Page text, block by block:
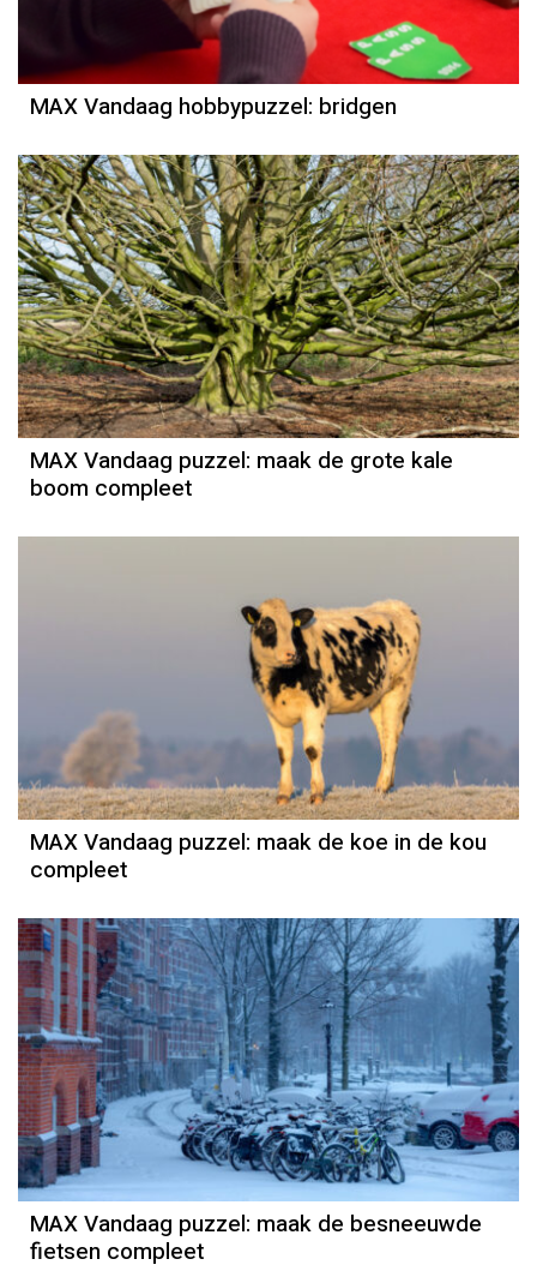
MAX Vandaag hobbypuzzel: bridgen
MAX Vandaag puzzel: maak de grote kale
boom compleet
MAX Vandaag puzzel: maak de koe in de kou
compleet
MAX Vandaag puzzel: maak de besneeuwde
fietsen compleet